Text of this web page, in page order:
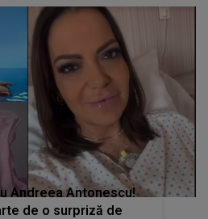
Andreea Antonescu!
de o surpriză de